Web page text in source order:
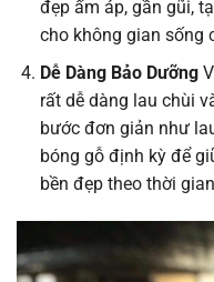
đẹp ấm áp, gần gũi,
cho không gian sống
Dễ Dàng Bảo Dưỡng
rất dễ dàng lau chùi
bước đơn giản như
bóng gỗ định kỳ để
bền đẹp theo thời